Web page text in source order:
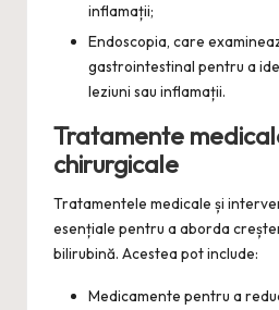
inflamații;
Endoscopia, care
gastrointestinal pentru a
leziuni sau inflamații.
Tratamente
chirurgicale
Tratamentele medicale și
esențiale pentru a aborda
bilirubină. Acestea pot include:
Medicamente pentru a